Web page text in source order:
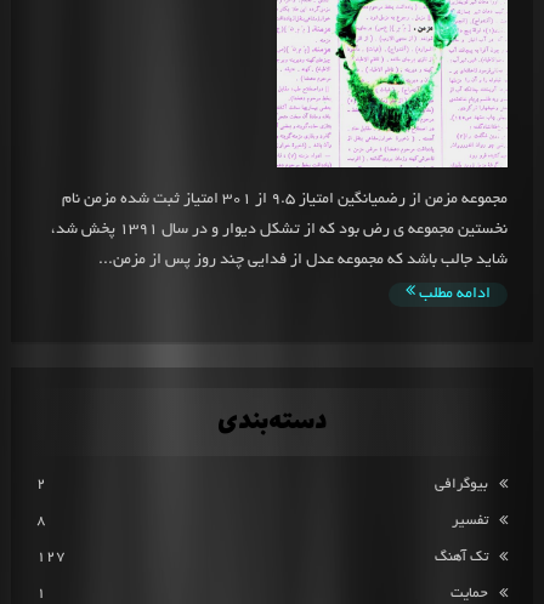
مجموعه مزمن از رضمیانگین امتیاز 9.5 از 301 امتیاز ثبت شده مزمن نام
نخستین مجموعه ی رض بود که از تشکل دیوار و در سال 1391 پخش شد،
شاید جالب باشد که مجموعه عدل از فدایی چند روز پس از مزمن...
ادامه مطلب
دسته‌بندی
بیوگرافی 2
تفسیر 8
تک آهنگ 127
حمایت 1